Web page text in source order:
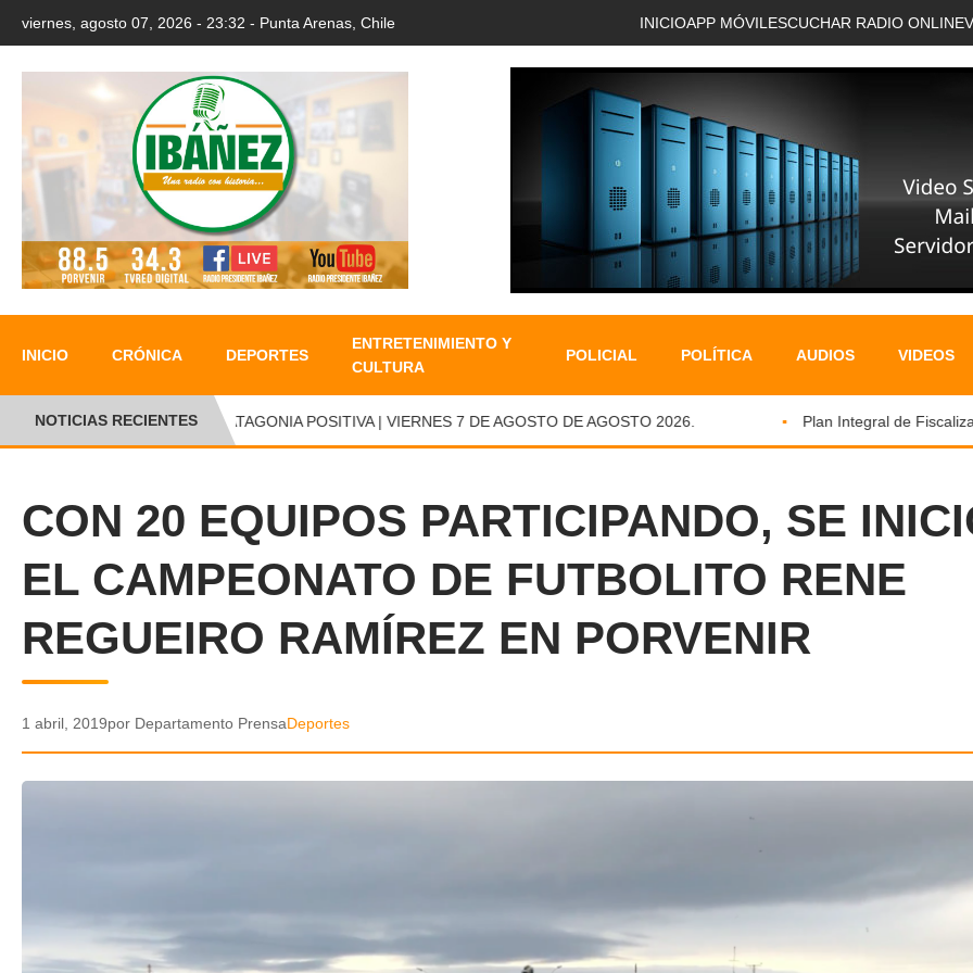
viernes, agosto 07, 2026 - 23:32 - Punta Arenas, Chile INICIOAPP MÓVIL ESCUCHAR RADIO ONLINE
INICIO CRÓNICA DEPORTES
ENTRETENIMIENTO Y
CULTURA
POLICIAL POLÍTICA AUDIOS VIDEOS
NOTICIAS RECIENTESPATAGONIA POSITIVA | VIERNES 7 DE AGOSTO DE AGOSTO 2026. Plan Integral de
CON 20 EQUIPOS PARTICIPANDO, SE
EL CAMPEONATO DE FUTBOLITO RENE
REGUEIRO RAMÍREZ EN PORVENIR
1 abril, 2019por Departamento PrensaDeportes